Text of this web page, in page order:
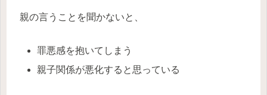
親の言うことを聞かないと、
罪悪感を抱いてしまう
親子関係が悪化すると思っている